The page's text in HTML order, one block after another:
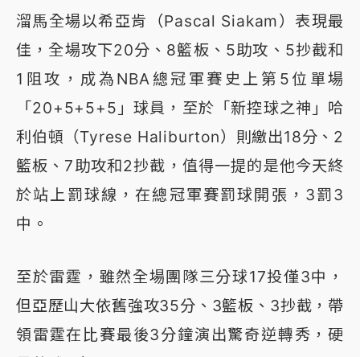
溜馬全場以希亞肯（Pascal Siakam）表現最
佳，全場攻下20分、8籃板、5助攻、5抄截和
1阻攻，成為NBA總冠軍賽史上第5位單場
「20+5+5+5」球員，至於「新控球之神」哈
利伯頓（Tyrese Haliburton）則繳出18分、2
籃板、7助攻和2抄截，值得一提的是他今天終
於站上罰球線，在總冠軍賽罰球開張，3罰3
中。
至於雷霆，雖然全場團隊三分球17投僅3中，
但亞歷山大依舊強攻35分、3籃板、3抄截，帶
領雷霆在比賽最後3分鐘演出驚奇逆轉秀，硬